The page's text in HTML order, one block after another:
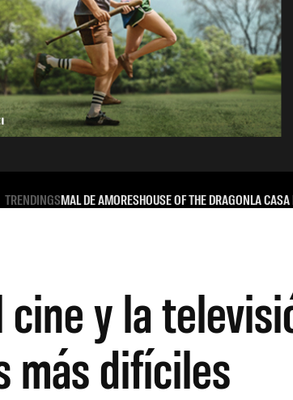
TRENDINGSMAL DE AMORESHOUSE OF THE DRAGONLA CASA
y la
más difíciles